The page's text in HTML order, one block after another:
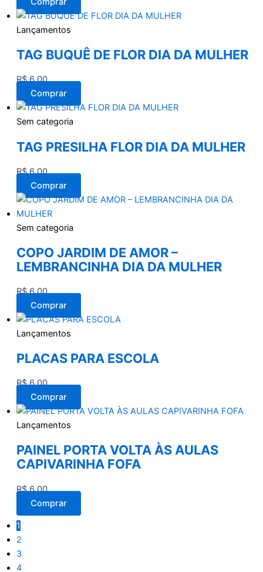
Lançamentos
TAG BUQUÊ DE FLOR DIA DA MULHER
R$6,00
Comprar
Sem categoria
TAG PRESILHA FLOR DIA DA MULHER
R$6,00
Comprar
Sem categoria
COPO JARDIM DE AMOR –
LEMBRANCINHA DIA DA MULHER
R$6,00
Comprar
Lançamentos
PLACAS PARA ESCOLA
R$6,00
Comprar
Lançamentos
PAINEL PORTA VOLTA ÀS AULAS
CAPIVARINHA FOFA
R$6,00
Comprar
1
2
3
4